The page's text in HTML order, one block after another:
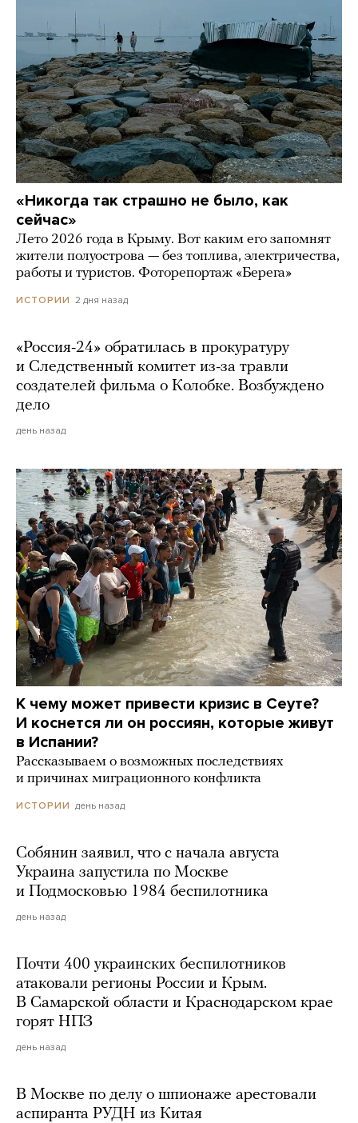
«Никогда так страшно не было, как
сейчас»
Лето 2026 года в Крыму. Вот каким его запомнят
жители полуострова — без топлива, электричества,
работы и туристов. Фоторепортаж «Берега»
ИСТОРИИ 2 дня назад
«Россия-24» обратилась в прокуратуру
и Следственный комитет из-за травли
создателей фильма о Колобке. Возбуждено
дело
день назад
К чему может привести кризис в Сеуте?
И коснется ли он россиян, которые живут
в Испании?
Рассказываем о возможных последствиях
и причинах миграционного конфликта
ИСТОРИИ день назад
Собянин заявил, что с начала августа
Украина запустила по Москве
и Подмосковью 1984 беспилотника
день назад
Почти 400 украинских беспилотников
атаковали регионы России и Крым.
В Самарской области и Краснодарском крае
горят НПЗ
день назад
В Москве по делу о шпионаже арестовали
аспиранта РУДН из Китая